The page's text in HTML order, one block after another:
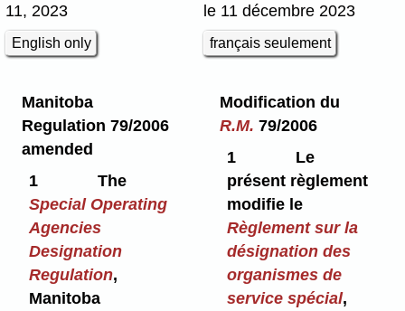
11, 2023
English only
le 11 décembre 2023
français seulement
Manitoba
Regulation 79/2006
amended
1
The
Special Operating
Agencies
Designation
Regulation,
Manitoba
Modification du
R.M. 79/2006
1
Le
présent règlement
modifie le
Règlement sur la
désignation des
organismes de
service spécial,